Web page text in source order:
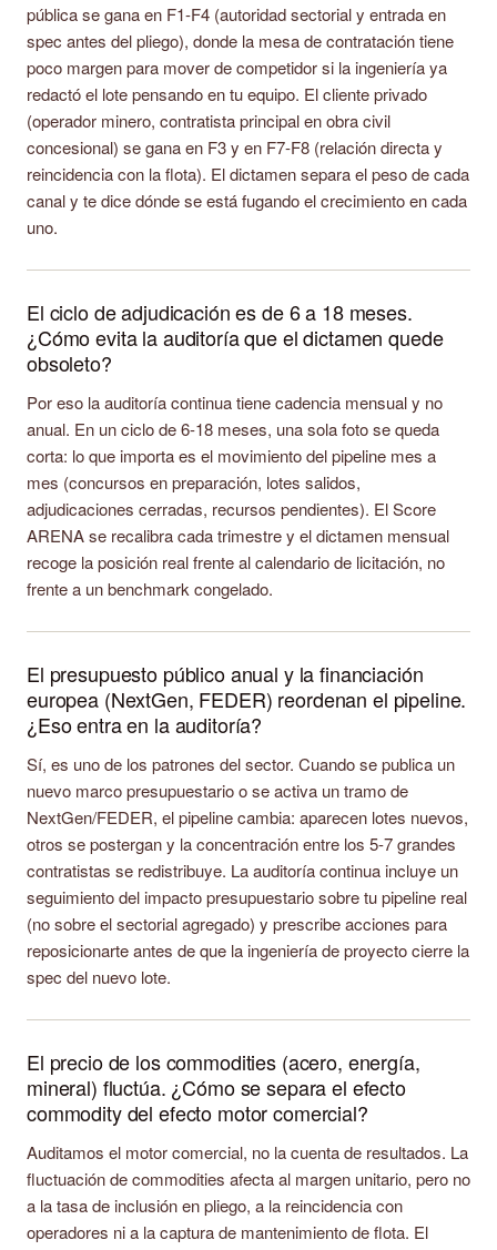
pública se gana en F1-F4 (autoridad sectorial y entrada en
spec antes del pliego), donde la mesa de contratación tiene
poco margen para mover de competidor si la ingeniería ya
redactó el lote pensando en tu equipo. El cliente privado
(operador minero, contratista principal en obra civil
concesional) se gana en F3 y en F7-F8 (relación directa y
reincidencia con la flota). El dictamen separa el peso de cada
canal y te dice dónde se está fugando el crecimiento en cada
uno.
El ciclo de adjudicación es de 6 a 18 meses.
¿Cómo evita la auditoría que el dictamen quede
obsoleto?
Por eso la auditoría continua tiene cadencia mensual y no
anual. En un ciclo de 6-18 meses, una sola foto se queda
corta: lo que importa es el movimiento del pipeline mes a
mes (concursos en preparación, lotes salidos,
adjudicaciones cerradas, recursos pendientes). El Score
ARENA se recalibra cada trimestre y el dictamen mensual
recoge la posición real frente al calendario de licitación, no
frente a un benchmark congelado.
El presupuesto público anual y la financiación
europea (NextGen, FEDER) reordenan el pipeline.
¿Eso entra en la auditoría?
Sí, es uno de los patrones del sector. Cuando se publica un
nuevo marco presupuestario o se activa un tramo de
NextGen/FEDER, el pipeline cambia: aparecen lotes nuevos,
otros se postergan y la concentración entre los 5-7 grandes
contratistas se redistribuye. La auditoría continua incluye un
seguimiento del impacto presupuestario sobre tu pipeline real
(no sobre el sectorial agregado) y prescribe acciones para
reposicionarte antes de que la ingeniería de proyecto cierre la
spec del nuevo lote.
El precio de los commodities (acero, energía,
mineral) fluctúa. ¿Cómo se separa el efecto
commodity del efecto motor comercial?
Auditamos el motor comercial, no la cuenta de resultados. La
fluctuación de commodities afecta al margen unitario, pero no
a la tasa de inclusión en pliego, a la reincidencia con
operadores ni a la captura de mantenimiento de flota. El